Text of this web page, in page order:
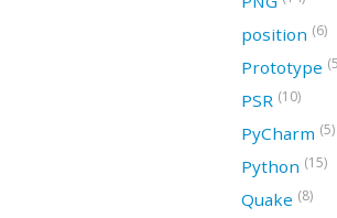
position (6)
Prototype
PSR (10)
PyCharm (5)
Python (15)
Quake (8)